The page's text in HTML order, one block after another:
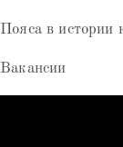
Пояса в истории
Вакансии